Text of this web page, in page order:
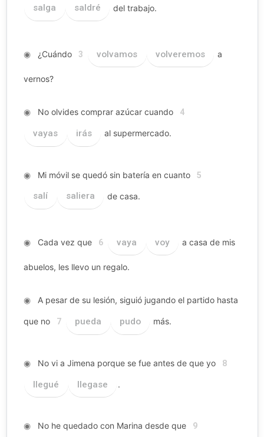
salga saldré del trabajo.
◉¿Cuándo 3 volvamos volveremos a
vernos?
◉No olvides comprar azúcar cuando 4
vayas irás al supermercado.
◉Mi móvil se quedó sin batería en cuanto 5
salí saliera de casa.
◉Cada vez que 6 vaya voy a casa de mis
abuelos, les llevo un regalo.
◉A pesar de su lesión, siguió jugando el partido hasta
que no 7 pueda pudo más.
◉No vi a Jimena porque se fue antes de que yo 8
llegué llegase .
◉No he quedado con Marina desde que 9